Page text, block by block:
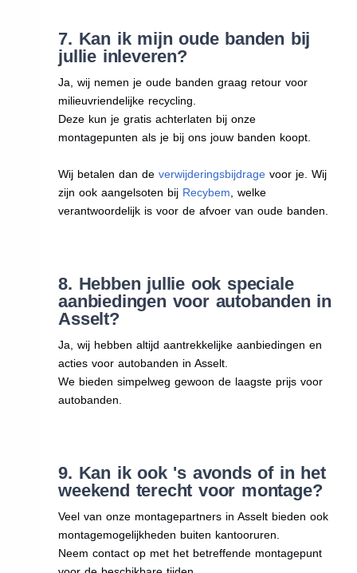
7. Kan ik mijn oude banden bij
jullie inleveren?
Ja, wij nemen je oude banden graag retour voor
milieuvriendelijke recycling.
Deze kun je gratis achterlaten bij onze
montagepunten als je bij ons jouw banden koopt.
Wij betalen dan deverwijderingsbijdrage voor je. Wij
zijn ook aangelsoten bij Recybem , welke
verantwoordelijk is voor de afvoer van oude banden.
8. Hebben jullie ook speciale
aanbiedingen voor autobanden in
Asselt?
Ja, wij hebben altijd aantrekkelijke aanbiedingen en
acties voor autobanden in Asselt.
We bieden simpelweg gewoon de laagste prijs voor
autobanden.
9. Kan ik ook 's avonds of in het
weekend terecht voor montage?
Veel van onze montagepartners in Asselt bieden ook
montagemogelijkheden buiten kantooruren.
Neem contact op met het betreffende montagepunt